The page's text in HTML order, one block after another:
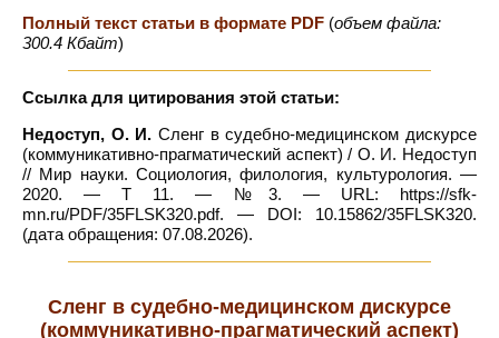
Полный текст статьи в формате PDF (объем файла:
300.4 Кбайт)
Ссылка для цитирования этой статьи:
Недоступ, О. И. Сленг в судебно-медицинском дискурсе
(коммуникативно-прагматический аспект) / О. И. Недоступ
// Мир науки. Социология, филология, культурология. —
2020. — Т 11. — №3. — URL: https://sfk-
mn.ru/PDF/35FLSK320.pdf. — DOI: 10.15862/35FLSK320.
(дата обращения: 07.08.2026).
Сленг в судебно-медицинском дискурсе
(коммуникативно-прагматический аспект)